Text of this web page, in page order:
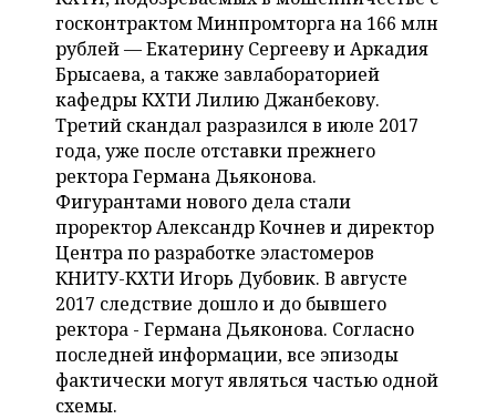
госконтрактом Минпромторга на 166 млн
рублей — Екатерину Сергееву и Аркадия
Брысаева, а также завлабораторией
кафедры КХТИ Лилию Джанбекову.
Третий скандал разразился в июле 2017
года, уже после отставки прежнего
ректора Германа Дьяконова.
Фигурантами нового дела стали
проректор Александр Кочнев и директор
Центра по разработке эластомеров
КНИТУ-КХТИ Игорь Дубовик. В августе
2017 следствие дошло и до бывшего
ректора - Германа Дьяконова. Согласно
последней информации, все эпизоды
фактически могут являться частью одной
схемы.